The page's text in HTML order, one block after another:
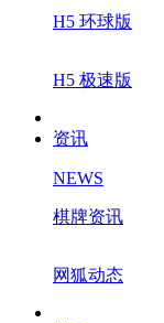
H5 环球版
H5 极速版
资讯
NEWS
棋牌资讯
网狐动态